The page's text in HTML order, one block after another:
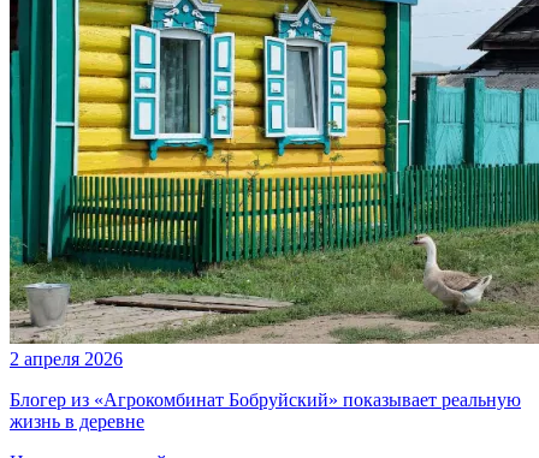
2 апреля 2026
Блогер из «Агрокомбинат Бобруйский» показывает реальную
жизнь в деревне